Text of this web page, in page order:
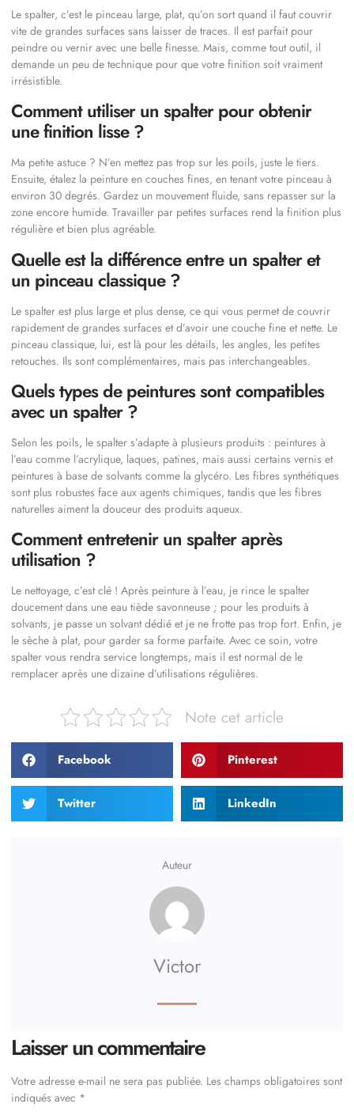
Le spalter, c’est le pinceau large, plat, qu’on sort quand il faut couvrir
vite de grandes surfaces sans laisser de traces. Il est parfait pour
peindre ou vernir avec une belle finesse. Mais, comme tout outil, il
demande un peu de technique pour que votre finition soit vraiment
irrésistible.
Comment utiliser un spalter pour obtenir
une finition lisse ?
Ma petite astuce ? N’en mettez pas trop sur les poils, juste le tiers.
Ensuite, étalez la peinture en couches fines, en tenant votre pinceau à
environ 30 degrés. Gardez un mouvement fluide, sans repasser sur la
zone encore humide. Travailler par petites surfaces rend la finition plus
régulière et bien plus agréable.
Quelle est la différence entre un spalter et
un pinceau classique ?
Le spalter est plus large et plus dense, ce qui vous permet de couvrir
rapidement de grandes surfaces et d’avoir une couche fine et nette. Le
pinceau classique, lui, est là pour les détails, les angles, les petites
retouches. Ils sont complémentaires, mais pas interchangeables.
Quels types de peintures sont compatibles
avec un spalter ?
Selon les poils, le spalter s’adapte à plusieurs produits : peintures à
l’eau comme l’acrylique, laques, patines, mais aussi certains vernis et
peintures à base de solvants comme la glycéro. Les fibres synthétiques
sont plus robustes face aux agents chimiques, tandis que les fibres
naturelles aiment la douceur des produits aqueux.
Comment entretenir un spalter après
utilisation ?
Le nettoyage, c’est clé ! Après peinture à l’eau, je rince le spalter
doucement dans une eau tiède savonneuse ; pour les produits à
solvants, je passe un solvant dédié et je ne frotte pas trop fort. Enfin, je
le sèche à plat, pour garder sa forme parfaite. Avec ce soin, votre
spalter vous rendra service longtemps, mais il est normal de le
remplacer après une dizaine d’utilisations régulières.
Note cet article
Facebook Pinterest
Twitter LinkedIn
Auteur
Victor
Laisser un commentaire
Votre adresse e-mail ne sera pas publiée. Les champs obligatoires sont
indiqués avec *